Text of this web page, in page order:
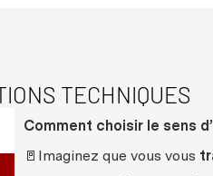
TECHNIQUES
Comment choisir le sens
🚪Imaginez que vous vous